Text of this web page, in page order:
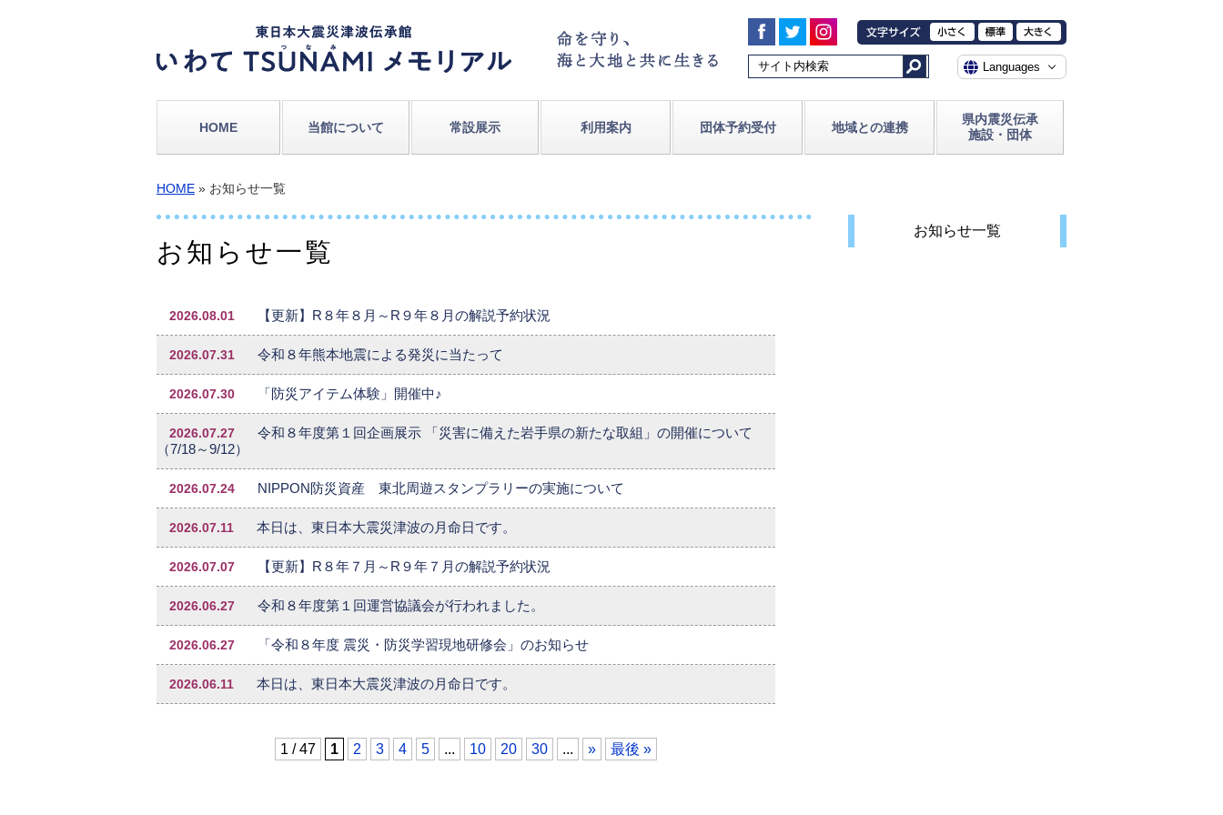
HOME 当館について 常設展示 利用案内 団体予約受付 地域との連携
県内震災伝承
施設・団体
HOME » お知らせ一覧
お知らせ一覧
2026.08.01 【更新】R８年８月～R９年８月の解説予約状況
2026.07.31 令和８年熊本地震による発災に当たって
2026.07.30 「防災アイテム体験」開催中♪
2026.07.27
令和８年度第１回企画展示 「災害に備えた岩手県の新たな取組」の開催について
（7/18～9/12）
2026.07.24 NIPPON防災資産 東北周遊スタンプラリーの実施について
2026.07.11 本日は、東日本大震災津波の月命日です。
2026.07.07 【更新】R８年７月～R９年７月の解説予約状況
2026.06.27 令和８年度第１回運営協議会が行われました。
2026.06.27 「令和８年度 震災・防災学習現地研修会」のお知らせ
2026.06.11 本日は、東日本大震災津波の月命日です。
1 / 47 1 2 3 4 5 ... 10 20 30 ... » 最後 »
お知らせ一覧